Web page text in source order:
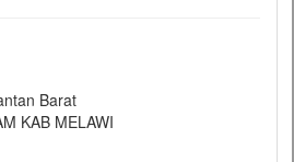
Barat
KAB MELAWI